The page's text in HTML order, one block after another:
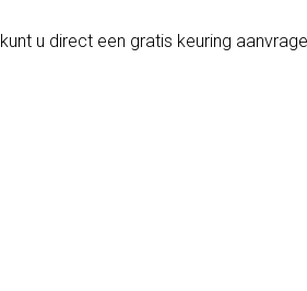
kunt u direct een gratis keuring